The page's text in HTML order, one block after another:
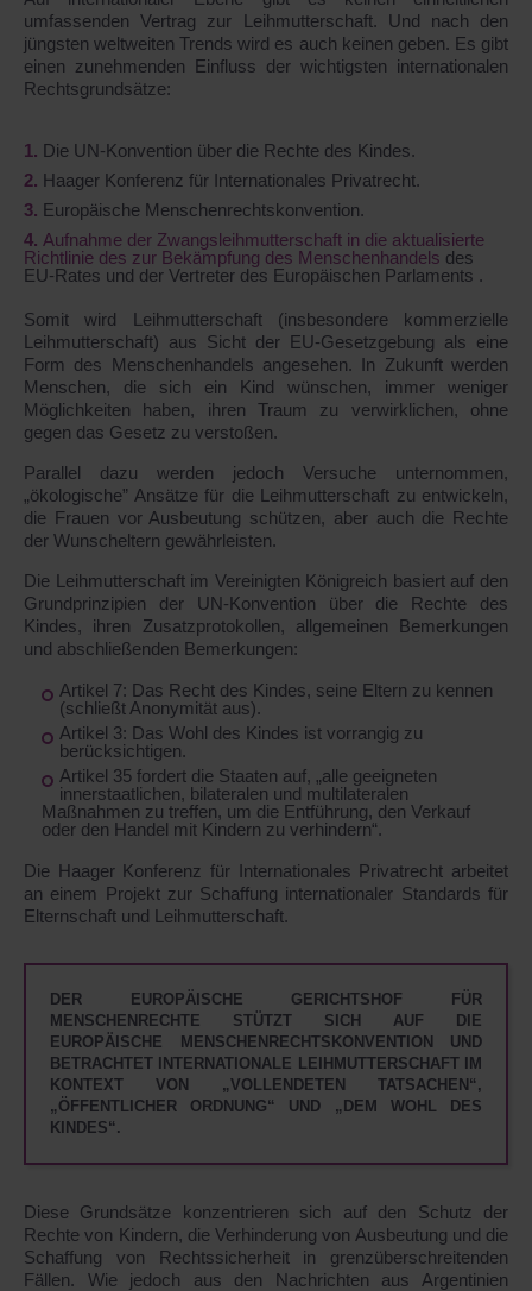
umfassenden Vertrag zur Leihmutterschaft. Und nach den
jüngsten weltweiten Trends wird es auch keinen geben. Es gibt
einen zunehmenden Einfluss der wichtigsten internationalen
Rechtsgrundsätze:
Die UN-Konvention über die Rechte des Kindes.
Haager Konferenz für Internationales Privatrecht.
Europäische Menschenrechtskonvention.
Aufnahme der Zwangsleihmutterschaft in die aktualisierte
Richtlinie des zur Bekämpfung des Menschenhandels des
EU-Rates und der Vertreter des Europäischen Parlaments .
Somit wird Leihmutterschaft (insbesondere kommerzielle
Leihmutterschaft) aus Sicht der EU-Gesetzgebung als eine
Form des Menschenhandels angesehen. In Zukunft werden
Menschen, die sich ein Kind wünschen, immer weniger
Möglichkeiten haben, ihren Traum zu verwirklichen, ohne
gegen das Gesetz zu verstoßen.
Parallel dazu werden jedoch Versuche unternommen,
„ökologische” Ansätze für die Leihmutterschaft zu entwickeln,
die Frauen vor Ausbeutung schützen, aber auch die Rechte
der Wunscheltern gewährleisten.
Die Leihmutterschaft im Vereinigten Königreich basiert auf den
Grundprinzipien der UN-Konvention über die Rechte des
Kindes, ihren Zusatzprotokollen, allgemeinen Bemerkungen
und abschließenden Bemerkungen:
Artikel 7: Das Recht des Kindes, seine Eltern zu kennen
(schließt Anonymität aus).
Artikel 3: Das Wohl des Kindes ist vorrangig zu
berücksichtigen.
Artikel 35 fordert die Staaten auf, „alle geeigneten
innerstaatlichen, bilateralen und multilateralen
Maßnahmen zu treffen, um die Entführung, den Verkauf
oder den Handel mit Kindern zu verhindern“.
Die Haager Konferenz für Internationales Privatrecht arbeitet
an einem Projekt zur Schaffung internationaler Standards für
Elternschaft und Leihmutterschaft.
DER EUROPÄISCHE GERICHTSHOF FÜR
MENSCHENRECHTE STÜTZT SICH AUF DIE
EUROPÄISCHE MENSCHENRECHTSKONVENTION UND
BETRACHTET INTERNATIONALE LEIHMUTTERSCHAFT IM
KONTEXT VON „VOLLENDETEN TATSACHEN“,
„ÖFFENTLICHER ORDNUNG“ UND „DEM WOHL DES
KINDES“.
Diese Grundsätze konzentrieren sich auf den Schutz der
Rechte von Kindern, die Verhinderung von Ausbeutung und die
Schaffung von Rechtssicherheit in grenzüberschreitenden
Fällen. Wie jedoch aus den Nachrichten aus Argentinien